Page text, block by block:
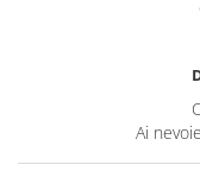
Ai